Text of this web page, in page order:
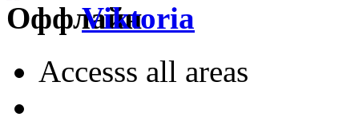
Viktoria
Accesss all areas